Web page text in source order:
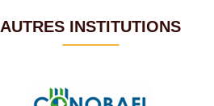
AUTRES INSTITUTIONS